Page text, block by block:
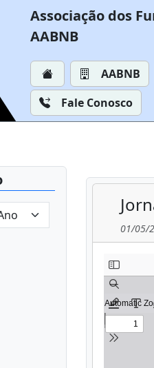
Associação dos
AABNB
AABNB
Fale Conosco
01/05/